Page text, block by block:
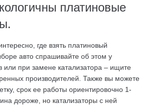
платиновые
где взять платиновый
авто спрашивайте об этом у
или при замене катализатора – ищите
производителей. Также вы можете
срок ее работы ориентировочно 1-
дороже, но катализаторы с ней